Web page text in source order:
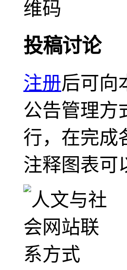
投稿讨论
注册后可向
公告管理方
行，在完成
注释图表可